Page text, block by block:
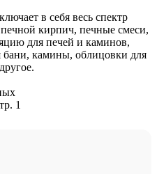
в себя весь спектр
кирпич, печные смеси,
для печей и каминов,
камины, облицовки для
1